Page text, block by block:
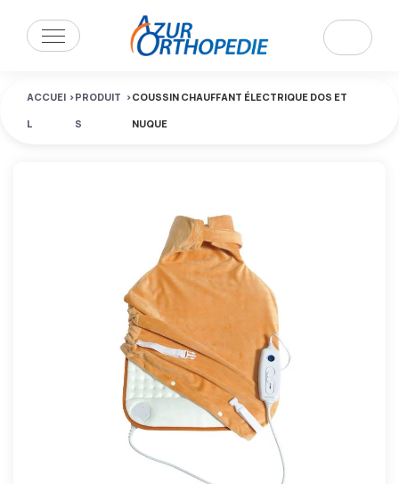
ACCUEI
L
>PRODUIT
S
>COUSSIN CHAUFFANT ÉLECTRIQUE DOS ET
NUQUE